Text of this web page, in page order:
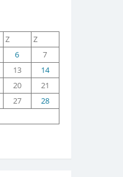
Z
Z
6
7
13
14
20
21
27
28